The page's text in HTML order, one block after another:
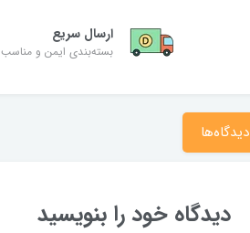
ارسال سریع
بسته‌بندی ایمن و مناسب
دیدگاه‌ها
دیدگاه خود را بنویسید